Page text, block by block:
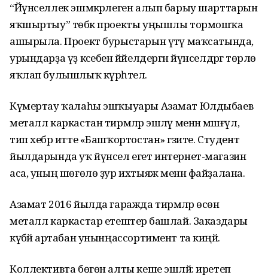
“Йүнселлек эшмәкәрлеген алып барыу шарттарын
яҡшыртыу” төбәк проекты уңышлы тормошҡа
ашырыла. Проект бурыстарын үтәү маҡсатында,
урындарҙа үҙ кәсебен йәйелдергән йүнселдәргә төрлө
яҡлап булышлыҡ күрһәтелә.
Күмертау ҡалаһы эшҡыуары Азамат Юлдыбаев
металл каркастан тирмәләр эшләү менән мәшғүл,
тип хебәр итте «Башҡортостан» гәзите. Студент
йылдарында уҡ йүнсел егет интернет-магазин
аса, уның шөғөлө ҙур ихтыяж менән файҙалана.
Азамат 2016 йылда гаражда тирмәләр өсөн
металл каркастар етештерә башлай. Заказдары
күбәйә артабан унынңассортимент та киңәйә.
Коллективта бөгөн алты кеше эшләй: иретеп